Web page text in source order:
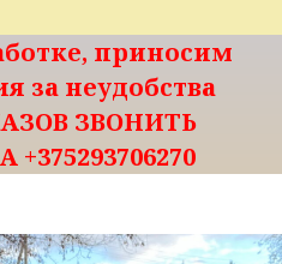
приносим
за неудобства
ЗВОНИТЬ